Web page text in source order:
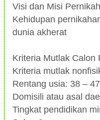
Visi dan Misi
Kehidupan
dunia akherat
Kriteria Mutlak Calon
Kriteria mutlak
Rentang usia: 38 –
Domisili atau asal
Tingkat pendidikan